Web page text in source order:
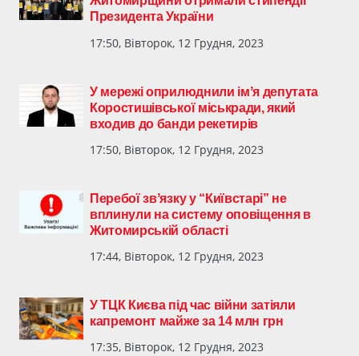
Президента України
17:50, Вівторок, 12 Грудня, 2023
У мережі оприлюднили імʼя депутата
Коростишівської міськради, який
входив до банди рекетирів
17:50, Вівторок, 12 Грудня, 2023
Перебої звʼязку у “Київстарі” не
вплинули на систему оповіщення в
Житомирській області
17:44, Вівторок, 12 Грудня, 2023
У ТЦК Києва під час війни затіяли
капремонт майже за 14 млн грн
17:35, Вівторок, 12 Грудня, 2023